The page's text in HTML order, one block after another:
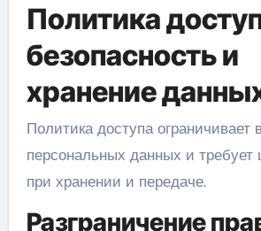
Политика
безопасность и
хранение
Политика доступа ограничивает
персональных данных и
при хранении и передаче.
Разграничение